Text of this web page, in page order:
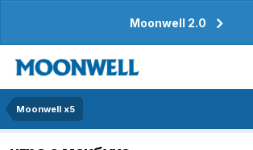
Moonwell 2.0
Moonwell x5